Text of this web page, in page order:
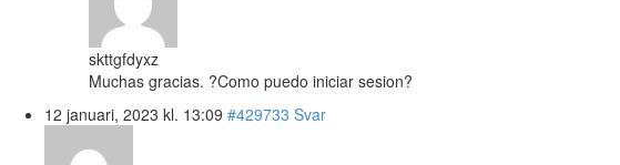
skttgfdyxz
Muchas gracias. ?Como puedo iniciar sesion?
12 januari, 2023 kl. 13:09 #429733 Svar